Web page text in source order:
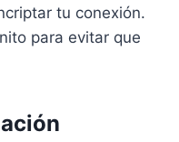
tu conexión.
para evitar que